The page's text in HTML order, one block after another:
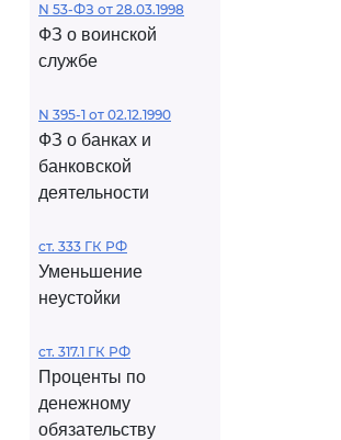
N 53-ФЗ от 28.03.1998
ФЗ о воинской
службе
N 395-1 от 02.12.1990
ФЗ о банках и
банковской
деятельности
ст. 333 ГК РФ
Уменьшение
неустойки
ст. 317.1 ГК РФ
Проценты по
денежному
обязательству